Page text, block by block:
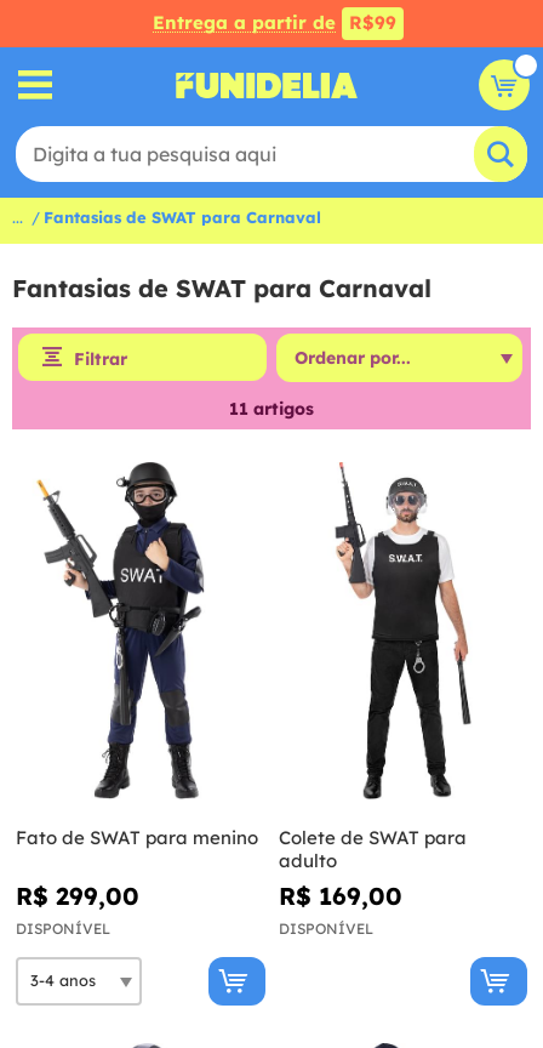
Entrega a partir de R$99
... Fantasias de SWAT para Carnaval
Fantasias de SWAT para Carnaval
Filtrar
11 artigos
Fato de SWAT para menino
R$ 299,00
DISPONÍVEL
Colete de SWAT para
adulto
R$ 169,00
DISPONÍVEL